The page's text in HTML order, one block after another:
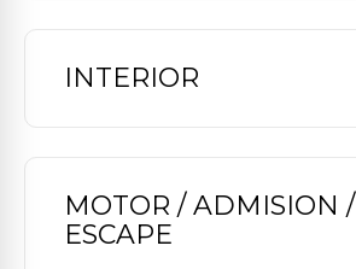
INTERIOR
MOTOR / ADMISION /
ESCAPE